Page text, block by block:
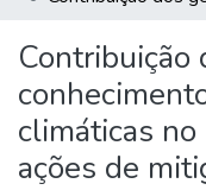
Contribuição
climáticas
ações de